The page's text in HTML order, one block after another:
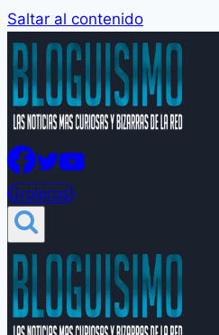
Saltar al contenido
Groleros!